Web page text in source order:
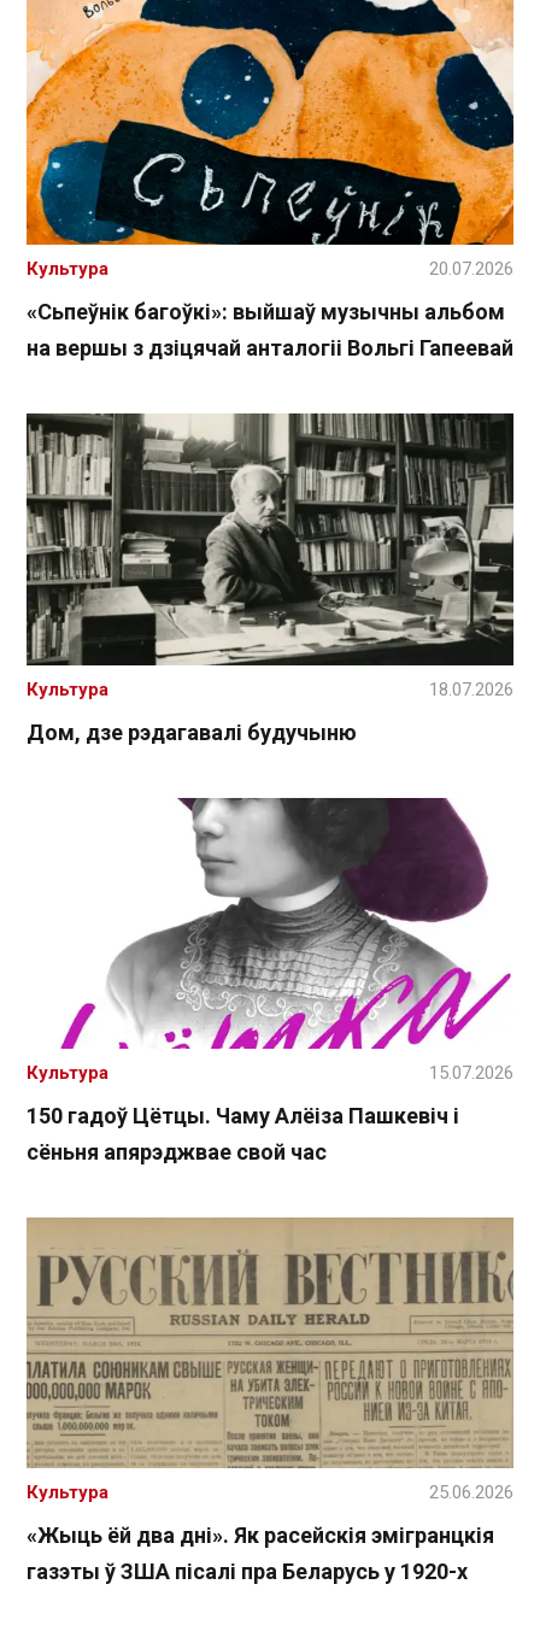
«Сьпеўнік багоўкі»: выйшаў музычны альбом
на вершы з дзіцячай анталогіі Вольгі Гапеевай
Культура 20.07.2026
Дом, дзе рэдагавалі будучыню
Культура 18.07.2026
150 гадоў Цётцы. Чаму Алёіза Пашкевіч і
сёньня апярэджвае свой час
Культура 15.07.2026
«Жыць ёй два дні». Як расейскія эмігранцкія
газэты ў ЗША пісалі пра Беларусь у 1920-х
Культура 25.06.2026